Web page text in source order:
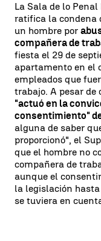
La Sala de lo
ratifica la condena
un hombre por
compañera de
fiesta el 29 de
apartamento en el
empleados que
trabajo. A pesar de
"actuó en la
consentimiento"
alguna de saber
proporcionó", el
que el hombre no
compañera de
aunque el
la legislación
se tuviera en